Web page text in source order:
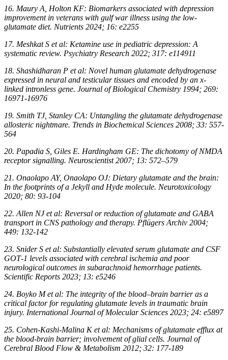
16. Maury A, Holton KF: Biomarkers associated with depression
improvement in veterans with gulf war illness using the low-
glutamate diet. Nutrients 2024; 16: e2255
17. Meshkat S et al: Ketamine use in pediatric depression: A
systematic review. Psychiatry Research 2022; 317: e114911
18. Shashidharan P et al: Novel human glutamate dehydrogenase
expressed in neural and testicular tissues and encoded by an x-
linked intronless gene. Journal of Biological Chemistry 1994; 269:
16971-16976
19. Smith TJ, Stanley CA: Untangling the glutamate dehydrogenase
allosteric nightmare. Trends in Biochemical Sciences 2008; 33: 557-
564
20. Papadia S, Giles E. Hardingham GE: The dichotomy of NMDA
receptor signalling. Neuroscientist 2007; 13: 572–579
21. Onaolapo AY, Onaolapo OJ: Dietary glutamate and the brain:
In the footprints of a Jekyll and Hyde molecule. Neurotoxicology
2020; 80: 93-104
22. Allen NJ et al: Reversal or reduction of glutamate and GABA
transport in CNS pathology and therapy. Pflügers Archiv 2004;
449: 132-142
23. Snider S et al: Substantially elevated serum glutamate and CSF
GOT‑1 levels associated with cerebral ischemia and poor
neurological outcomes in subarachnoid hemorrhage patients.
Scientific Reports 2023; 13: e5246
24. Boyko M et al: The integrity of the blood–brain barrier as a
critical factor for regulating glutamate levels in traumatic brain
injury. International Journal of Molecular Sciences 2023; 24: e5897
25. Cohen-Kashi-Malina K et al: Mechanisms of glutamate efflux at
the blood-brain barrier; involvement of glial cells. Journal of
Cerebral Blood Flow & Metabolism 2012; 32: 177-189